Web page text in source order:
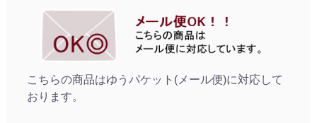
こちらの商品はゆうパケット(メール便)に対応して
おります。